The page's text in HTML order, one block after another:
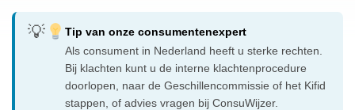
Tip van onze consumentenexpert
Als consument in Nederland heeft u sterke rechten.
Bij klachten kunt u de interne klachtenprocedure
doorlopen, naar de Geschillencommissie of het Kifid
stappen, of advies vragen bij ConsuWijzer.